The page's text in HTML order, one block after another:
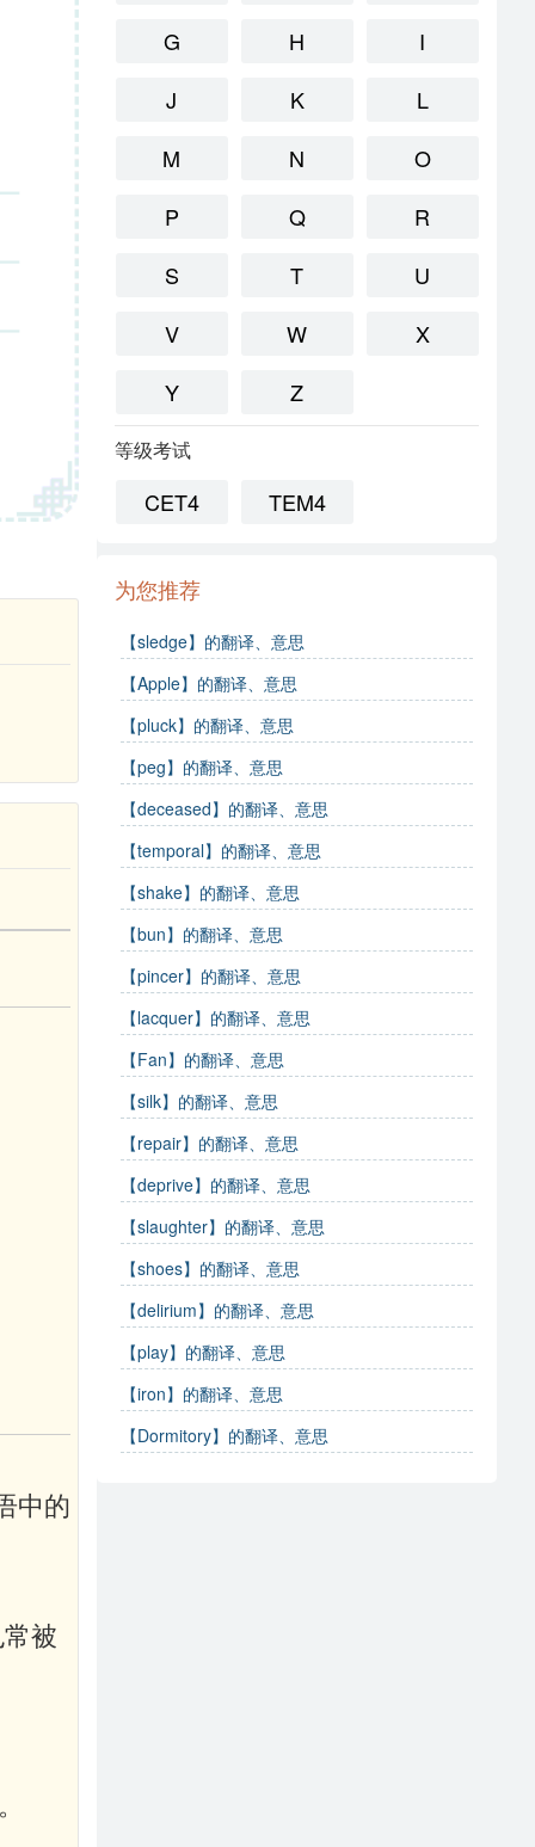
中的
被
G
H
I
J
K
L
M
N
O
P
Q
R
S
T
U
V
W
X
Y
Z
等级考试
CET4 TEM4
为您推荐
【sledge】的翻译、意思
【Apple】的翻译、意思
【pluck】的翻译、意思
【peg】的翻译、意思
【deceased】的翻译、意思
【temporal】的翻译、意思
【shake】的翻译、意思
【bun】的翻译、意思
【pincer】的翻译、意思
【lacquer】的翻译、意思
【Fan】的翻译、意思
【silk】的翻译、意思
【repair】的翻译、意思
【deprive】的翻译、意思
【slaughter】的翻译、意思
【shoes】的翻译、意思
【delirium】的翻译、意思
【play】的翻译、意思
【iron】的翻译、意思
【Dormitory】的翻译、意思